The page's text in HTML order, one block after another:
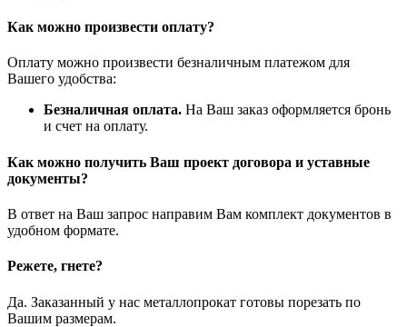
Как можно произвести оплату?
Оплату можно произвести безналичным платежом для
Вашего удобства:
Безналичная оплата. На Ваш заказ оформляется бронь
и счет на оплату.
Как можно получить Ваш проект договора и уставные
документы?
В ответ на Ваш запрос направим Вам комплект документов в
удобном формате.
Режете, гнете?
Да. Заказанный у нас металлопрокат готовы порезать по
Вашим размерам.